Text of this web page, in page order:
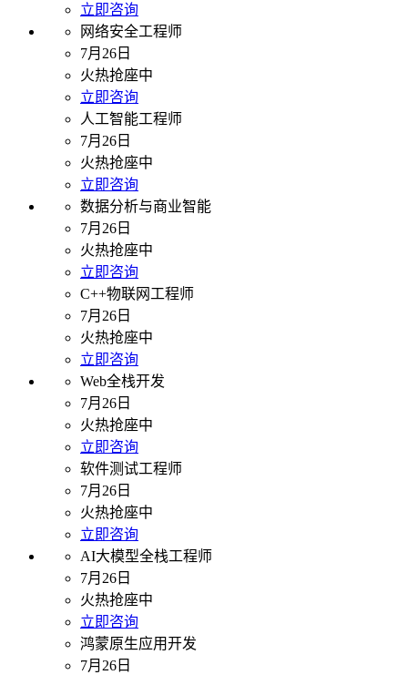
立即咨询
网络安全工程师
7月26日
火热抢座中
立即咨询
人工智能工程师
7月26日
火热抢座中
立即咨询
数据分析与商业智能
7月26日
火热抢座中
立即咨询
C++物联网工程师
7月26日
火热抢座中
立即咨询
Web全栈开发
7月26日
火热抢座中
立即咨询
软件测试工程师
7月26日
火热抢座中
立即咨询
AI大模型全栈工程师
7月26日
火热抢座中
立即咨询
鸿蒙原生应用开发
7月26日